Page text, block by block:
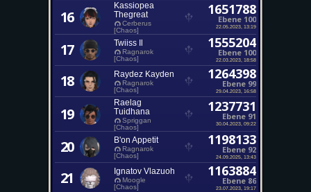
16
Kassiopea
Thegreat
Cerberus
[Chaos]
1651788
Ebene 100
22.05.2023, 13:19
17 Twiiss Il
Ragnarok
[Chaos]
1555204
Ebene 100
22.03.2023, 18:58
18 Raydez Kayden
Ragnarok
[Chaos]
1264398
Ebene 99
29.04.2023, 16:58
19
Raelag
Tuidhana
Spriggan
[Chaos]
1237731
Ebene 91
30.04.2023, 09:22
20 B'on Appetit
Ragnarok
[Chaos]
1198133
Ebene 92
24.09.2025, 13:43
21 Ignatov Vlazuoh
Moogle
[Chaos]
1163884
Ebene 86
23.07.2023, 19:17